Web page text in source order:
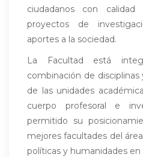
ciudadanos con calidad
proyectos de
aportes a la sociedad.
La Facultad está
combinación de
de las unidades
cuerpo profesoral e
permitido su
mejores facultades del
políticas y humanidades